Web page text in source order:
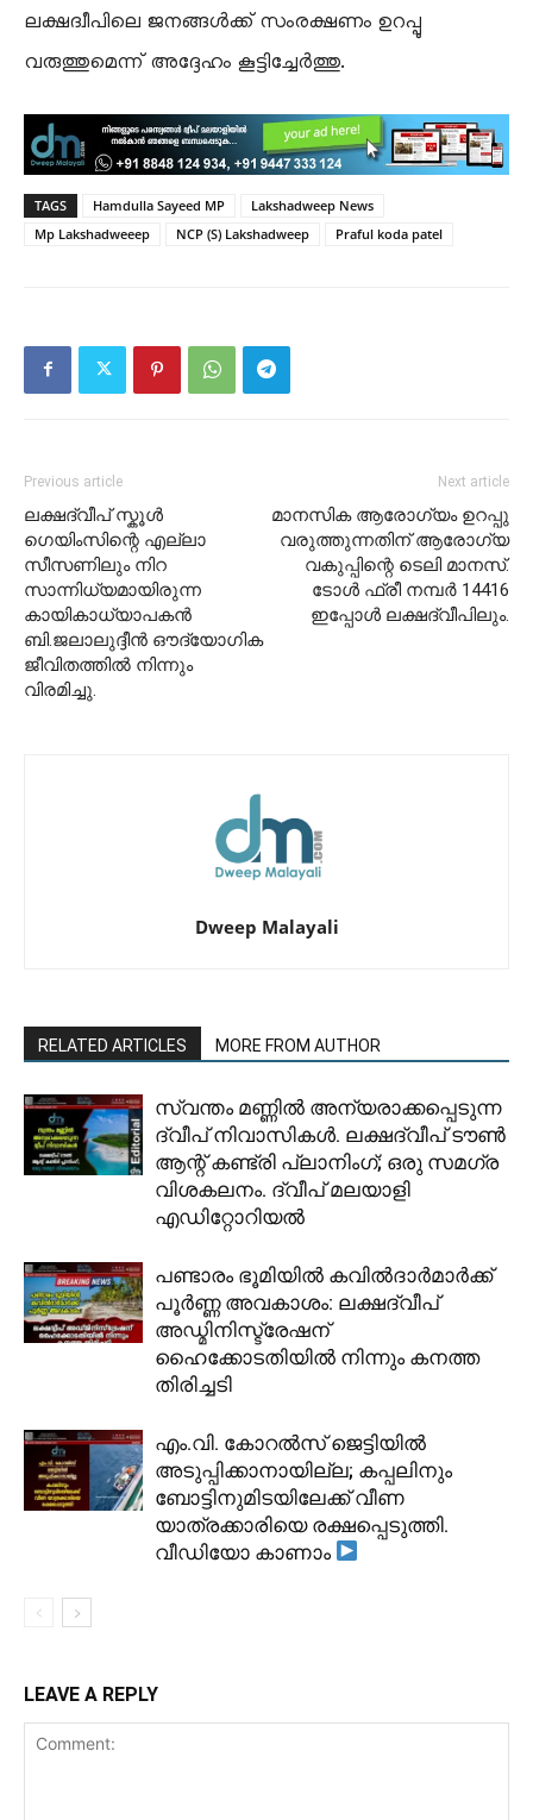
ലക്ഷദ്വീപിലെ ജനങ്ങൾക്ക് സംരക്ഷണം ഉറപ്പു
വരുത്തുമെന്ന് അദ്ദേഹം കൂട്ടിച്ചേർത്തു.
TAGS Hamdulla Sayeed MP
Lakshadweep News
Mp Lakshadweeep
NCP (S) Lakshadweep Praful koda patel
Previous article
ലക്ഷദ്വീപ് സ്കൂൾ
ഗെയിംസിന്റെ എല്ലാ
സീസണിലും നിറ
സാന്നിധ്യമായിരുന്ന
കായികാധ്യാപകൻ
ബി.ജലാലുദ്ദീൻ ഔദ്യോഗിക
ജീവിതത്തിൽ നിന്നും
വിരമിച്ചു.
Next article
മാനസിക ആരോഗ്യം ഉറപ്പു
വരുത്തുന്നതിന് ആരോഗ്യ
വകുപ്പിന്റെ ടെലി മാനസ്.
ടോൾ ഫ്രീ നമ്പർ 14416
ഇപ്പോൾ ലക്ഷദ്വീപിലും.
Dweep Malayali
RELATED ARTICLES MORE FROM AUTHOR
സ്വന്തം മണ്ണിൽ അന്യരാക്കപ്പെടുന്ന
ദ്വീപ് നിവാസികൾ. ലക്ഷദ്വീപ് ടൗൺ
ആന്റ് കണ്ട്രി പ്ലാനിംഗ്; ഒരു സമഗ്ര
വിശകലനം. ദ്വീപ് മലയാളി
എഡിറ്റോറിയൽ
പണ്ടാരം ഭൂമിയിൽ കവിൽദാർമാർക്ക്
പൂർണ്ണ അവകാശം: ലക്ഷദ്വീപ്
അഡ്മിനിസ്ട്രേഷന്
ഹൈക്കോടതിയിൽ നിന്നും കനത്ത
തിരിച്ചടി
​എം.വി. കോറൽസ് ജെട്ടിയിൽ
അടുപ്പിക്കാനായില്ല; കപ്പലിനും
ബോട്ടിനുമിടയിലേക്ക് വീണ
യാത്രക്കാരിയെ രക്ഷപ്പെടുത്തി.
വീഡിയോ കാണാം
LEAVE A REPLY